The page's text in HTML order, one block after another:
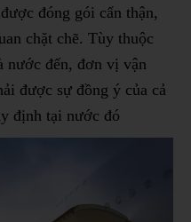
đóng gói cẩn thận,
chặt chẽ. Tùy thuộc
nước đến, đơn vị vận
được sự đồng ý của cả
định tại nước đó